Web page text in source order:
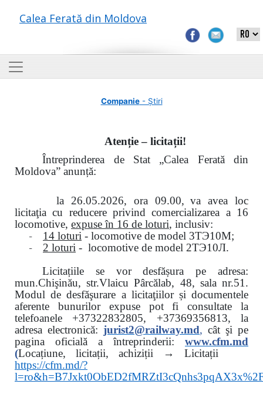
Calea Ferată din Moldova
Companie- Știri
Atenție – licitații!
Întreprinderea de Stat „Calea Ferată din
Moldova” anunță:
la 26.05.2026, ora 09.00, va avea loc
licitaţia cu reducere privind comercializarea a 16
locomotive, expuse în 16 de loturi, inclusiv:
- 14 loturi - locomotive de model 3ТЭ10М;
- 2 loturi - locomotive de model 2ТЭ10Л.
Licitațiile se vor desfășura pe adresa:
mun.Chişinău, str.Vlaicu Pârcălab, 48, sala nr.51.
Modul de desfăşurare a licitaţiilor și documentele
aferente bunurilor expuse pot fi consultate la
telefoanele +37322832805, +37369356813, la
adresa electronică: jurist2@railway.md, cât şi pe
pagina oficială a întreprinderii:
www.cfm.md
(Locațiune, licitații, achiziții → Licitații
https://cfm.md/?